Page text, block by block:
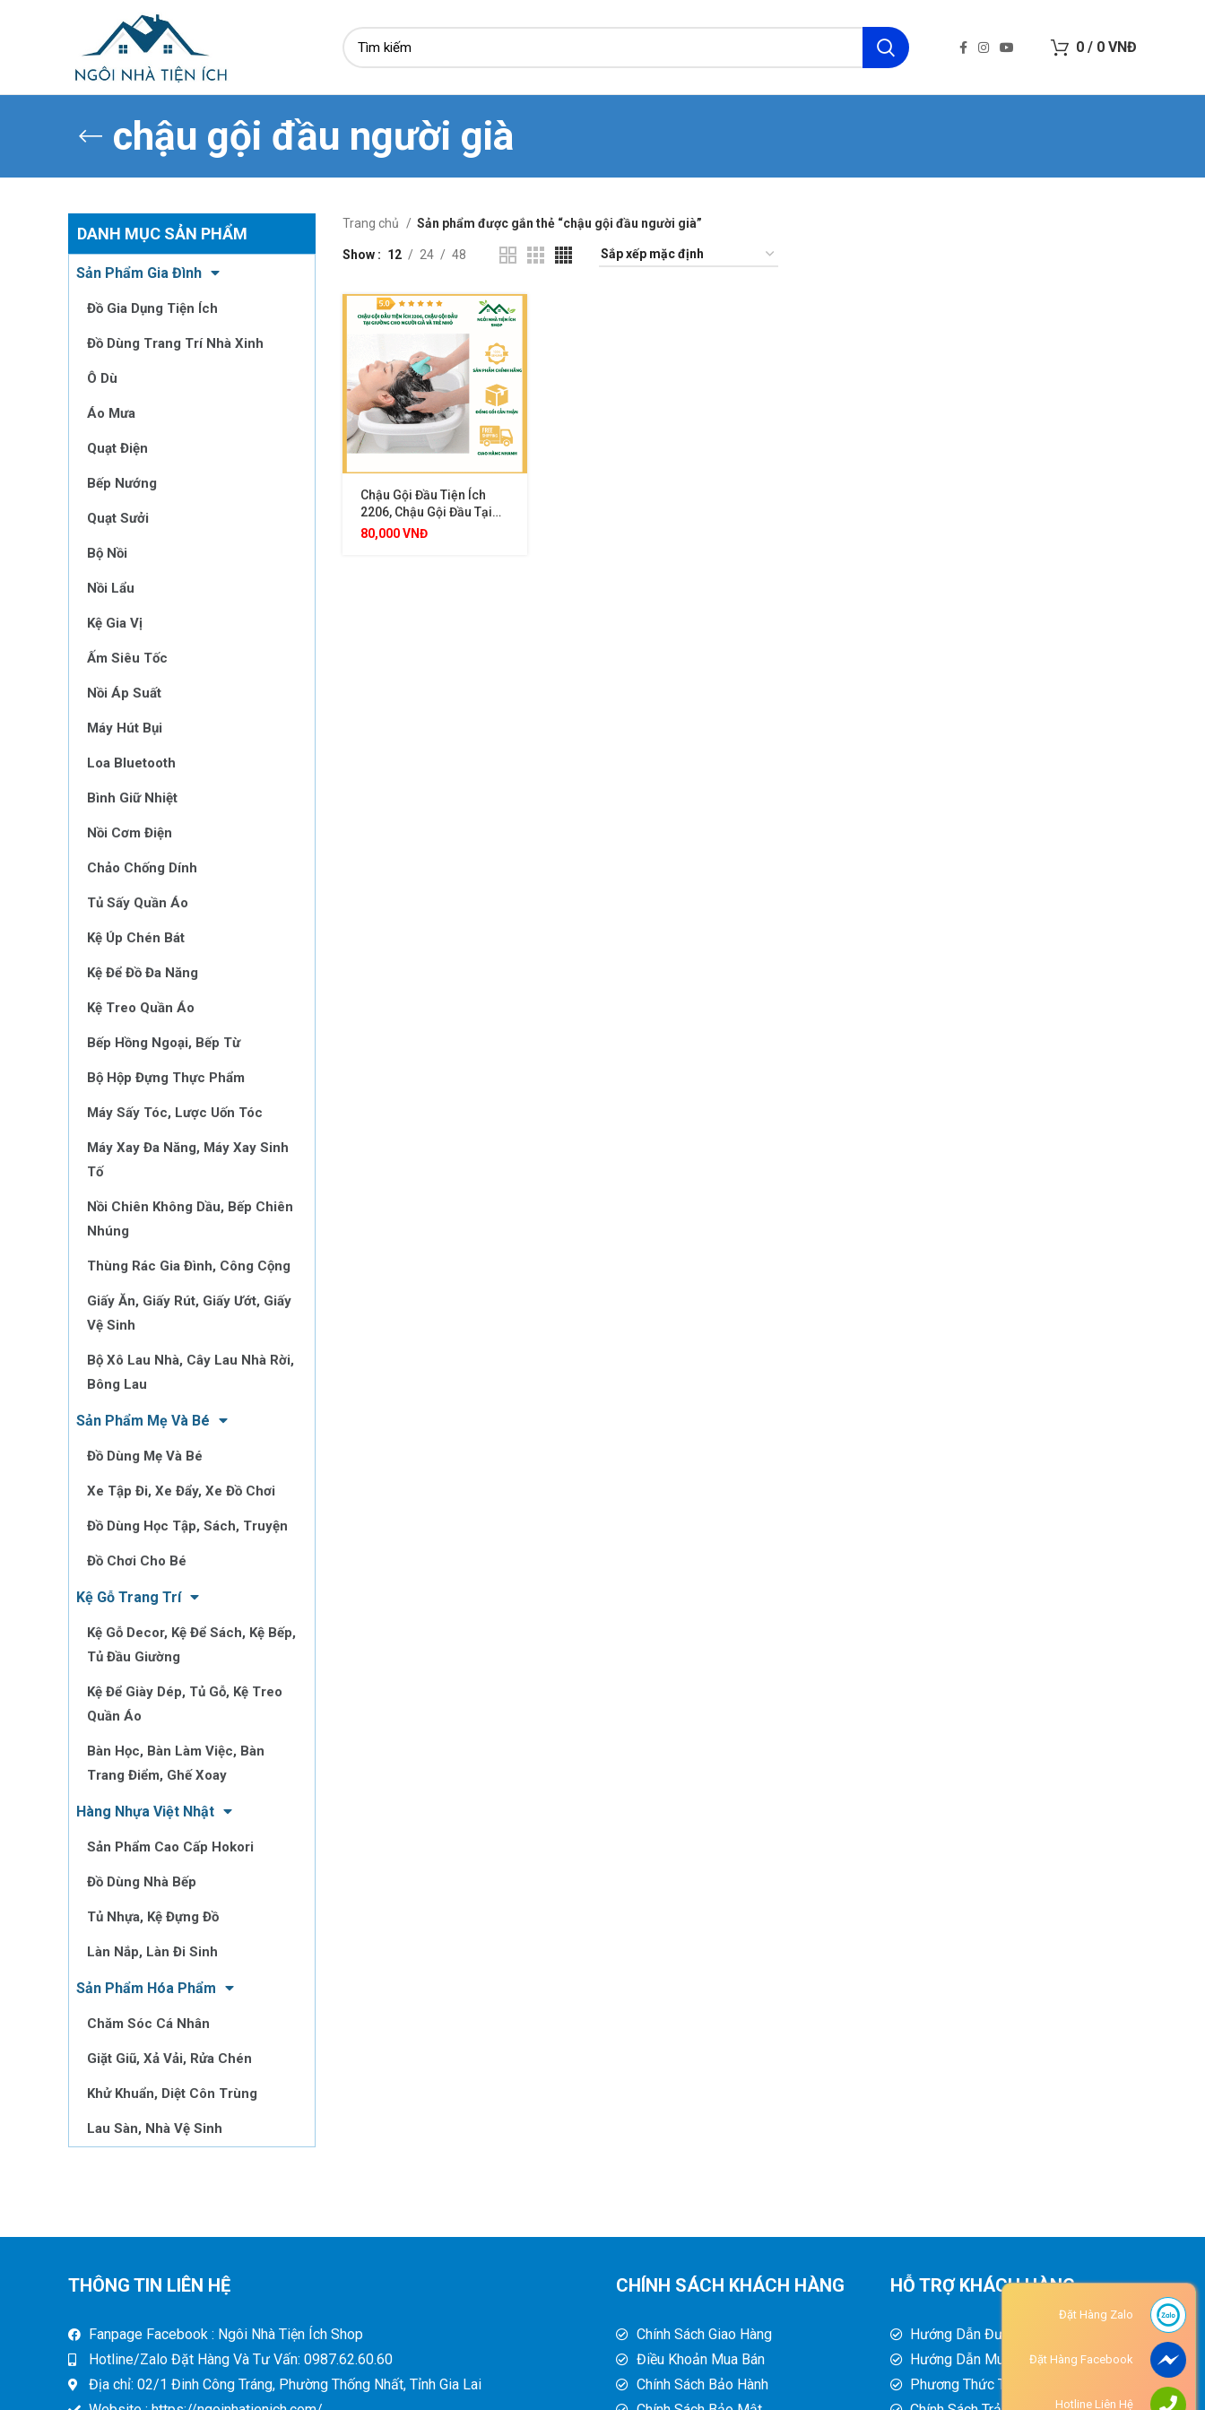
0 / 0 VNĐ
chậu gội đầu người già
DANH MỤC SẢN PHẨM
Sản Phẩm Gia Đình
Đồ Gia Dụng Tiện Ích
Đồ Dùng Trang Trí Nhà Xinh
Ô Dù
Áo Mưa
Quạt Điện
Bếp Nướng
Quạt Sưởi
Bộ Nồi
Nồi Lẩu
Kệ Gia Vị
Ấm Siêu Tốc
Nồi Áp Suất
Máy Hút Bụi
Loa Bluetooth
Bình Giữ Nhiệt
Nồi Cơm Điện
Chảo Chống Dính
Tủ Sấy Quần Áo
Kệ Úp Chén Bát
Kệ Để Đồ Đa Năng
Kệ Treo Quần Áo
Bếp Hồng Ngoại, Bếp Từ
Bộ Hộp Đựng Thực Phẩm
Máy Sấy Tóc, Lược Uốn Tóc
Máy Xay Đa Năng, Máy Xay Sinh
Tố
Nồi Chiên Không Dầu, Bếp Chiên
Nhúng
Thùng Rác Gia Đình, Công Cộng
Giấy Ăn, Giấy Rút, Giấy Ướt, Giấy
Vệ Sinh
Bộ Xô Lau Nhà, Cây Lau Nhà Rời,
Bông Lau
Sản Phẩm Mẹ Và Bé
Đồ Dùng Mẹ Và Bé
Xe Tập Đi, Xe Đẩy, Xe Đồ Chơi
Đồ Dùng Học Tập, Sách, Truyện
Đồ Chơi Cho Bé
Kệ Gỗ Trang Trí
Kệ Gỗ Decor, Kệ Để Sách, Kệ Bếp,
Tủ Đầu Giường
Kệ Để Giày Dép, Tủ Gỗ, Kệ Treo
Quần Áo
Bàn Học, Bàn Làm Việc, Bàn
Trang Điểm, Ghế Xoay
Hàng Nhựa Việt Nhật
Sản Phẩm Cao Cấp Hokori
Đồ Dùng Nhà Bếp
Tủ Nhựa, Kệ Đựng Đồ
Làn Nắp, Làn Đi Sinh
Sản Phẩm Hóa Phẩm
Chăm Sóc Cá Nhân
Giặt Giũ, Xả Vải, Rửa Chén
Khử Khuẩn, Diệt Côn Trùng
Lau Sàn, Nhà Vệ Sinh
Trang chủ Sản phẩm được gắn thẻ “chậu gội đầu người già”
Show 12 24 48
Chậu Gội Đầu Tiện Ích
2206, Chậu Gội Đầu Tại
Giường Cho Người Già Và
80,000VNĐ
THÔNG TIN LIÊN HỆ
Fanpage Facebook : Ngôi Nhà Tiện Ích Shop
Hotline/Zalo Đặt Hàng Và Tư Vấn: 0987.62.60.60
Địa chỉ: 02/1 Đinh Công Tráng, Phường Thống Nhất, Tỉnh Gia Lai
CHÍNH SÁCH KHÁCH HÀNG
Chính Sách Giao Hàng
Điều Khoản Mua Bán
Chính Sách Bảo Hành
HỖ TRỢ KHÁCH HÀNG
Hướng Dẫn Đường Đi
Hướng Dẫn Mua Hàng
Phương Thức Thanh Toán
Đặt Hàng Zalo
Đặt Hàng Facebook
Hotline Liên Hệ